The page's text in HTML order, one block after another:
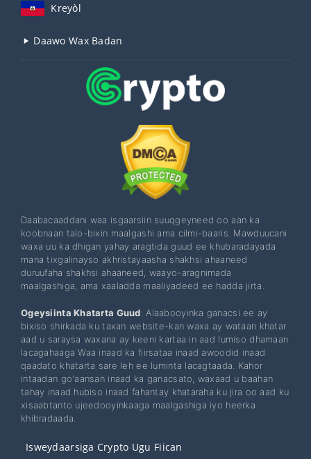
Kreyòl
Daawo Wax Badan
Daabacaaddani waa isgaarsiin suuqgeyneed oo aan ka
koobnaan talo-bixin maalgashi ama cilmi-baaris. Mawduucani
waxa uu ka dhigan yahay aragtida guud ee khubaradayada
mana tixgalinayso akhristayaasha shakhsi ahaaneed
duruufaha shakhsi ahaaneed, waayo-aragnimada
maalgashiga, ama xaaladda maaliyadeed ee hadda jirta.
Ogeysiinta Khatarta Guud: Alaabooyinka ganacsi ee ay
bixiso shirkada ku taxan website-kan waxa ay wataan khatar
aad u saraysa waxana ay keeni kartaa in aad lumiso dhamaan
lacagahaaga Waa inaad ka fiirsataa inaad awoodid inaad
qaadato khatarta sare leh ee luminta lacagtaada. Kahor
intaadan go'aansan inaad ka ganacsato, waxaad u baahan
tahay inaad hubiso inaad fahantay khataraha ku jira oo aad ku
xisaabtanto ujeedooyinkaaga maalgashiga iyo heerka
khibradaada.
Isweydaarsiga Crypto Ugu Fiican